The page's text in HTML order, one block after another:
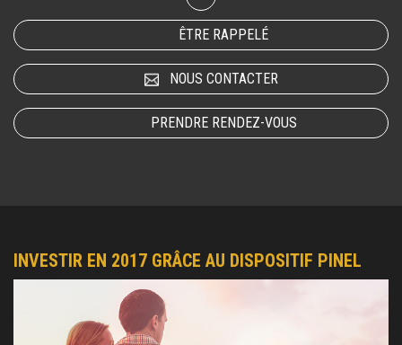
ÊTRE RAPPELÉ
NOUS CONTACTER
PRENDRE RENDEZ-VOUS
INVESTIR EN 2017 GRÂCE AU DISPOSITIF PINEL